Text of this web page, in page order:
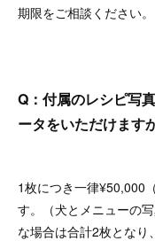
期限をご相談ください。
Q：付属のレシピ写
ータをいただけます
1枚につき一律¥50,000
す。（犬とメニューの
な場合は合計2枚となり